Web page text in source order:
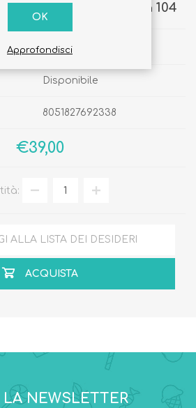
Blu e Grigio Taglia 104
Disponibile
8051827692338
€39,00
ALLA LISTA DEI DESIDERI
ACQUISTA
LA NEWSLETTER
OK
Approfondisci